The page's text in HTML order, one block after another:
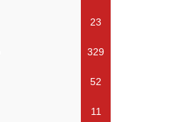
23
329
52
11